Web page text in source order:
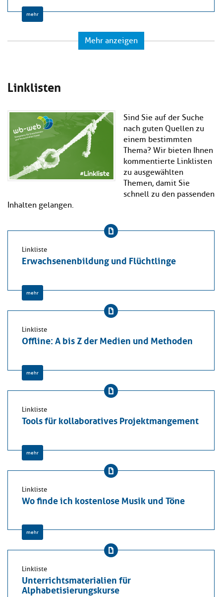
mehr
Mehr anzeigen
Linklisten
Sind Sie auf der Suche
nach guten Quellen zu
einem bestimmten
Thema? Wir bieten Ihnen
kommentierte Linklisten
zu ausgewählten
Themen, damit Sie
schnell zu den passenden
Inhalten gelangen.
Linkliste
Erwachsenenbildung und Flüchtlinge
mehr
Linkliste
Offline: A bis Z der Medien und Methoden
mehr
Linkliste
Tools für kollaboratives Projektmangement
mehr
Linkliste
Wo finde ich kostenlose Musik und Töne
mehr
Linkliste
Unterrichtsmaterialien für
Alphabetisierungskurse